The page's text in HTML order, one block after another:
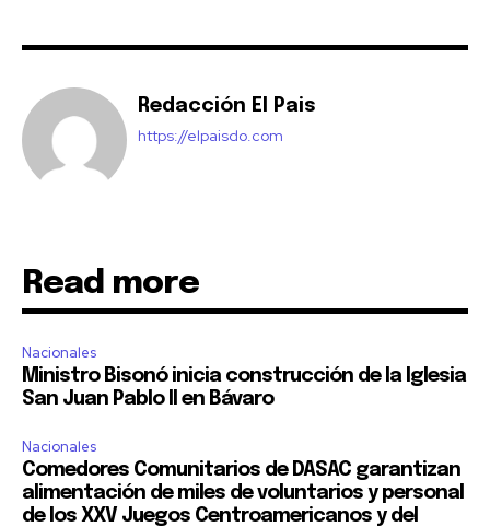
Redacción El Pais
https://elpaisdo.com
Read more
Nacionales
Ministro Bisonó inicia construcción de la Iglesia
San Juan Pablo II en Bávaro
Nacionales
Comedores Comunitarios de DASAC garantizan
alimentación de miles de voluntarios y personal
de los XXV Juegos Centroamericanos y del